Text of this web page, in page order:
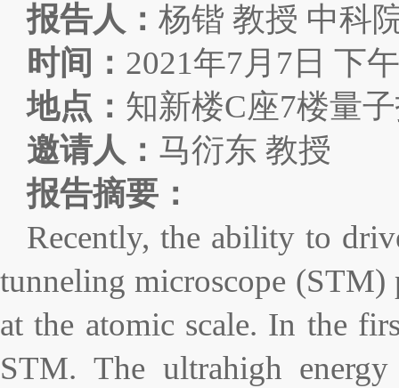
报告人： 杨锴 教授 中科
时间： 2021年7月 7 日 下午
地点： 知新楼C座7楼量
邀请人： 马衍东 教授
报告摘要：
Recently, the ability to
tunneling microscope (STM)
at the atomic scale. In the
STM. The ultrahigh